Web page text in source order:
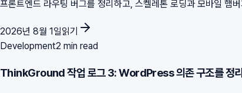
프론트엔드 라우팅 버그를 정리하고, 스켈레톤 로딩과 모바일 햄
2026년 8월 1일읽기
Development2 min read
ThinkGround 작업 로그 3: WordPress 의존 구조를 정리